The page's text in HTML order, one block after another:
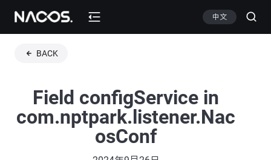
中文
BACK
Field configService in
com.nptpark.listener.Nac
osConf